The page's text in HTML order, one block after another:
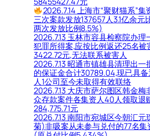
2026.7.14 上海市“聚财猫系”
三次案款发放137657人3.1亿余元
两次发放比例8.5%)
2026.7.13 玉林市容县检察院办理
犯罪所得案,应按比例返还25名被
3422.72元,无法联系被害人
2026.7.13 昭通市镇雄县清理出一
的保证金合计30789.04,现已具
人1公司至今未取得有效联络
2026.7.13 大庆市萨尔图区韩金梅
众存款案件各集资人40人领取退
284,775.71元
2026.7.13 南阳市宛城区今朝汇元
菊)非吸案从未参与兑付的77名集